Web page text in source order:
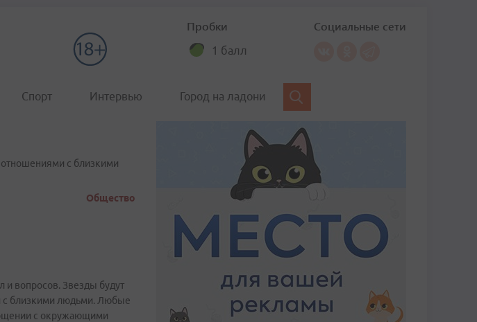
Пробки
1 балл
Социальные сети
Спорт Интервью Город на ладони
отношениями с близкими
Общество
и вопросов. Звезды будут
с близкими людьми. Любые
с окружающими